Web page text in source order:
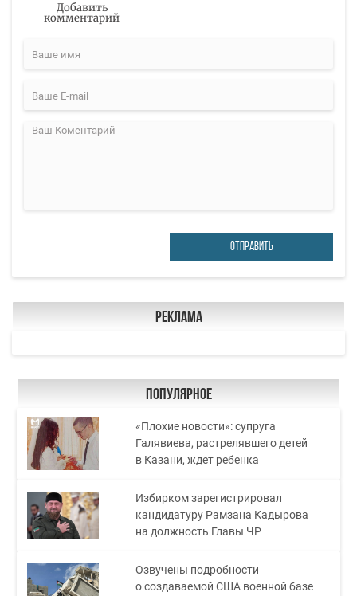
Добавить
комментарий
ОТПРАВИТЬ
Реклама
Популярное
«Плохие новости»: супруга
Галявиева, растрелявшего детей
в Казани, ждет ребенка
Избирком зарегистрировал
кандидатуру Рамзана Кадырова
на должность Главы ЧР
Озвучены подробности
о создаваемой США военной базе